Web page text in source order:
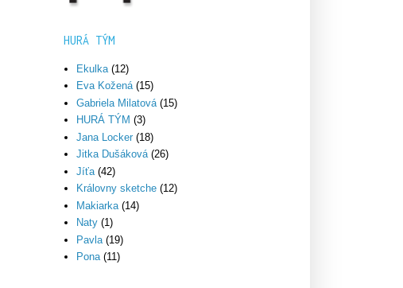
HURÁ TÝM
Ekulka (12)
Eva Kožená (15)
Gabriela Milatová (15)
HURÁ TÝM (3)
Jana Locker (18)
Jitka Dušáková (26)
Jíťa (42)
Královny sketche (12)
Makiarka (14)
Naty (1)
Pavla (19)
Pona (11)